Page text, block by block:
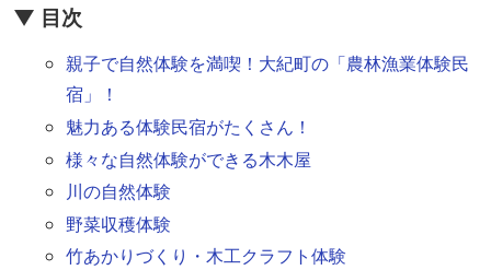
▼ 目次
親子で自然体験を満喫！大紀町の「農林漁業体験民
宿」！
魅力ある体験民宿がたくさん！
様々な自然体験ができる木木屋
川の自然体験
野菜収穫体験
竹あかりづくり・木工クラフト体験